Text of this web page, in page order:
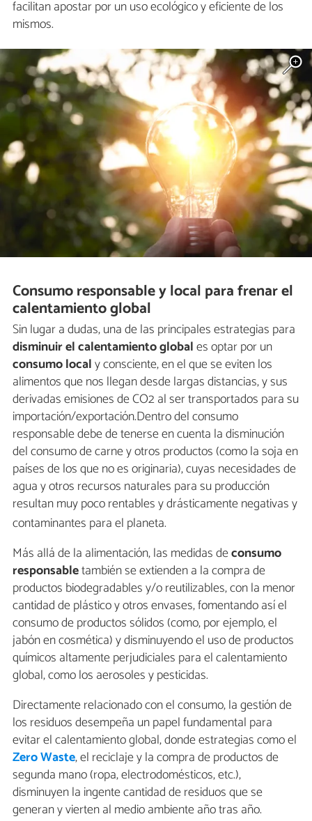
facilitan apostar por un uso ecológico y eficiente de los
mismos.
Consumo responsable y local para frenar el
calentamiento global
Sin lugar a dudas, una de las principales estrategias para
disminuir el calentamiento globales optar por un
consumo localy consciente, en el que se eviten los
alimentos que nos llegan desde largas distancias, y sus
derivadas emisiones de CO2 al ser transportados para su
importación/exportación.Dentro del consumo
responsable debe de tenerse en cuenta la disminución
del consumo de carne y otros productos (como la soja en
países de los que no es originaria), cuyas necesidades de
agua y otros recursos naturales para su producción
resultan muy poco rentables y drásticamente negativas y
contaminantes para el planeta.
Más allá de la alimentación, las medidas deconsumo
responsabletambién se extienden a la compra de
productos biodegradables y/o reutilizables, con la menor
cantidad de plástico y otros envases, fomentando así el
consumo de productos sólidos (como, por ejemplo, el
jabón en cosmética) y disminuyendo el uso de productos
químicos altamente perjudiciales para el calentamiento
global, como los aerosoles y pesticidas.
Directamente relacionado con el consumo, la gestión de
los residuos desempeña un papel fundamental para
evitar el calentamiento global, donde estrategias como el
Zero Waste, el reciclaje y la compra de productos de
segunda mano (ropa, electrodomésticos, etc.),
disminuyen la ingente cantidad de residuos que se
generan y vierten al medio ambiente año tras año.